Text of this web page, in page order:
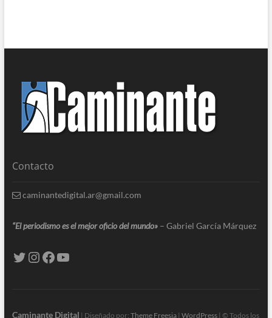
Contacto
caminantedigital.ar@gmail.com
“El periodismo es el mejor oficio del mundo» – Gabriel García Márquez
Caminante Digital | Diseñado por: Theme Freesia| WordPress| © Todos los